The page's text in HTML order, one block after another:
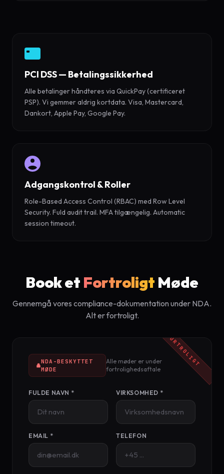
PCI DSS — Betalingssikkerhed
Alle betalinger håndteres via QuickPay (certificeret
PSP). Vi gemmer aldrig kortdata. Visa, Mastercard,
Dankort, Apple Pay, Google Pay.
Adgangskontrol & Roller
Role-Based Access Control (RBAC) med Row Level
Security. Fuld audit trail. MFA tilgængelig. Automatic
session timeout.
Book et Fortroligt Møde
Gennemgå vores compliance-dokumentation under NDA.
Alt er fortroligt.
NDA-BESKYTTET
MØDE
Alle møder er under
fortrolighedsaftale
FULDE NAVN * VIRKSOMHED *
EMAIL * TELEFON